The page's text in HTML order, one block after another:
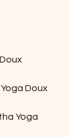
Yoga Doux
Yoga